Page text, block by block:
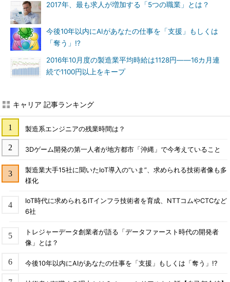
2017年、最も求人が増加する「5つの職業」とは？
今後10年以内にAIがあなたの仕事を「支援」もしくは
「奪う」!?
2016年10月度の製造業平均時給は1128円――16カ月連
続で1100円以上をキープ
キャリア 記事ランキング
製造系エンジニアの残業時間は？
3Dゲーム開発の第一人者が地方都市「沖縄」で今考えていること
製造業大手15社に聞いたIoT導入の“いま”、求められる技術者像も多
様化
IoT時代に求められるITインフラ技術者を育成、NTTコムやCTCなど
6社
トレジャーデータ創業者が語る「データファースト時代の開発者
像」とは？
今後10年以内にAIがあなたの仕事を「支援」もしくは「奪う」!?